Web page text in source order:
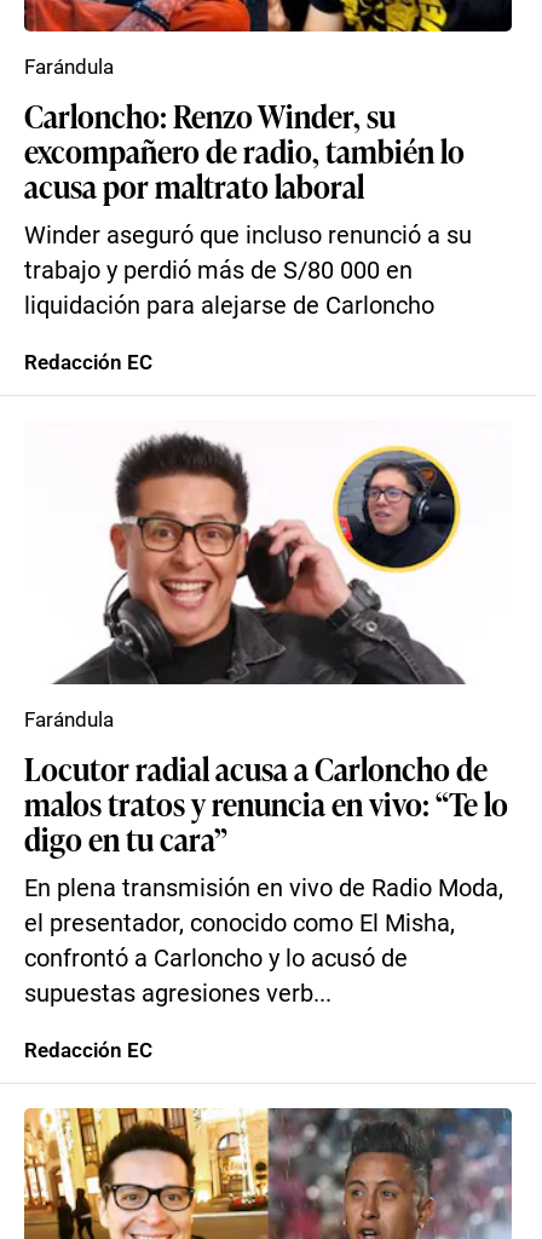
Carloncho: Renzo Winder, su
excompañero de radio, también lo
acusa por maltrato laboral
Winder aseguró que incluso renunció a su
trabajo y perdió más de S/80 000 en
liquidación para alejarse de Carloncho
Farándula
Redacción EC
Locutor radial acusa a Carloncho de
malos tratos y renuncia en vivo: “Te lo
digo en tu cara”
En plena transmisión en vivo de Radio Moda,
el presentador, conocido como El Misha,
confrontó a Carloncho y lo acusó de
supuestas agresiones verb...
Farándula
Redacción EC